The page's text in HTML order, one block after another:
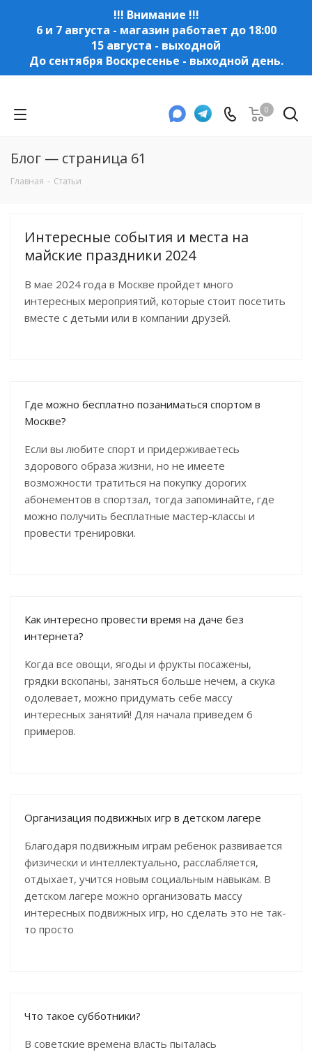
!!! Внимание !!!
6 и 7 августа - магазин работает до 18:00
15 августа - выходной
До сентября Воскресенье - выходной день.
0
Блог — страница 61
Главная - Статьи
Интересные события и места на
майские праздники 2024
В мае 2024 года в Москве пройдет много
интересных мероприятий, которые стоит посетить
вместе с детьми или в компании друзей.
Где можно бесплатно позаниматься спортом в
Москве?
Если вы любите спорт и придерживаетесь
здорового образа жизни, но не имеете
возможности тратиться на покупку дорогих
абонементов в спортзал, тогда запоминайте, где
можно получить бесплатные мастер-классы и
провести тренировки.
Как интересно провести время на даче без
интернета?
Когда все овощи, ягоды и фрукты посажены,
грядки вскопаны, заняться больше нечем, а скука
одолевает, можно придумать себе массу
интересных занятий! Для начала приведем 6
примеров.
Организация подвижных игр в детском лагере
Благодаря подвижным играм ребенок развивается
физически и интеллектуально, расслабляется,
отдыхает, учится новым социальным навыкам. В
детском лагере можно организовать массу
интересных подвижных игр, но сделать это не так-
то просто
Что такое субботники?
В советские времена власть пыталась